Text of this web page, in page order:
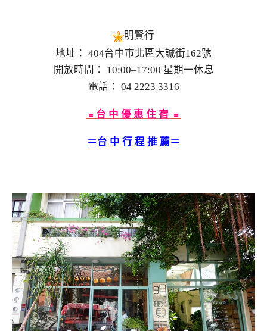
明賢行
地址： 404台中市北區大誠街162號
開放時間： 10:00–17:00 星期一休息
電話： 04 2223 3316
﹦台 中 優 惠 住 宿 ﹦
＝台 中 行 程 推 薦＝